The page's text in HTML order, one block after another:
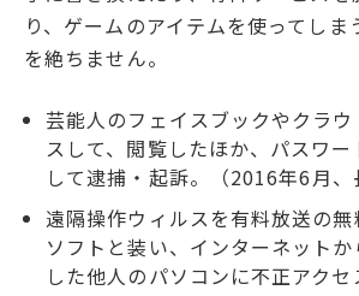
り、ゲームのアイテムを使ってしま
を絶ちません。
芸能人のフェイスブックやクラウ
スして、閲覧したほか、パスワー
して逮捕・起訴。（2016年6月、
遠隔操作ウィルスを有料放送の
ソフトと装い、インターネット
した他人のパソコンに不正アク